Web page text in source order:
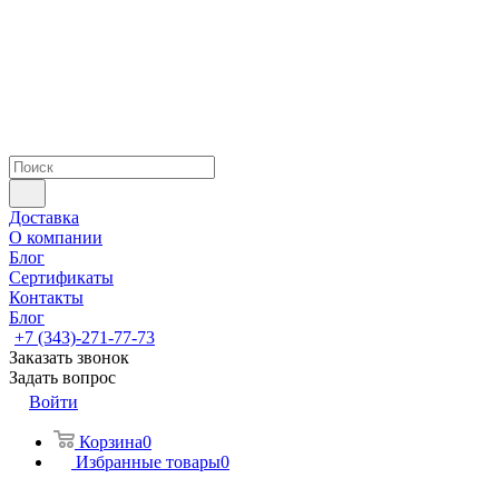
Доставка
О компании
Блог
Сертификаты
Контакты
Блог
+7 (343)-271-77-73
Заказать звонок
Задать вопрос
Войти
Корзина0
Избранные товары0